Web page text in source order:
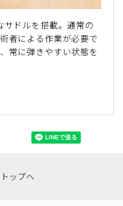
サドルを搭載。通常の
者による作業が必要で
常に弾きやすい状態を
ップへ